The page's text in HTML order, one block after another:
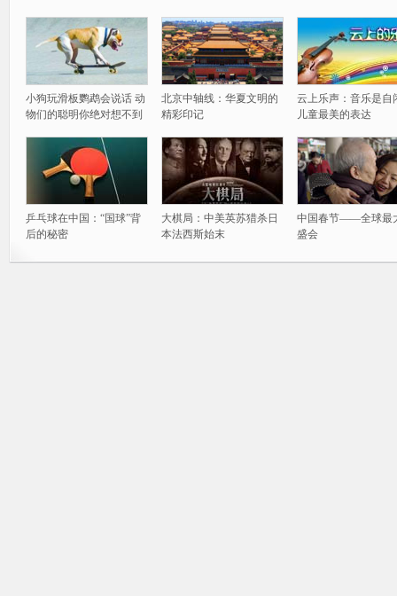
小狗玩滑板鹦鹉会说话 动
物们的聪明你绝对想不到
北京中轴线：华夏文明的
精彩印记
云上乐声：音乐是自
儿童最美的表达
乒乓球在中国：“国球”背
后的秘密
大棋局：中美英苏猎杀日
本法西斯始末
中国春节——全球最
盛会